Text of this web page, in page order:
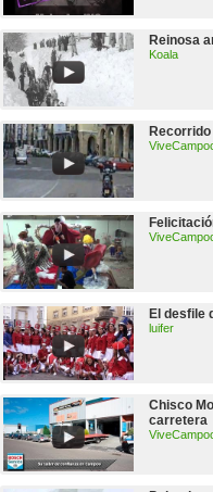
Reinosa
Koala
El desfile
luifer
Chisco
carretera